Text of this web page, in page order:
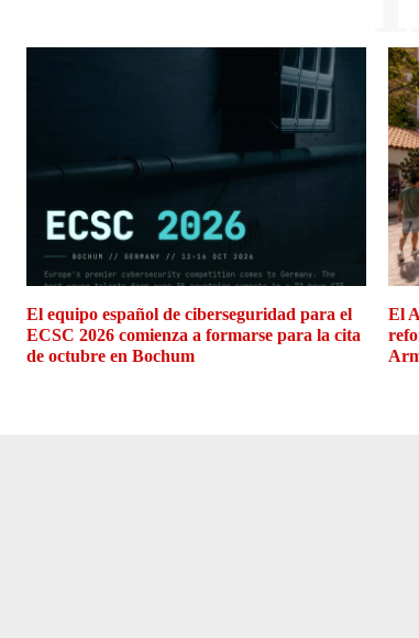
El equipo español de ciberseguridad para el
ECSC 2026 comienza a formarse para la cita
de octubre en Bochum
El